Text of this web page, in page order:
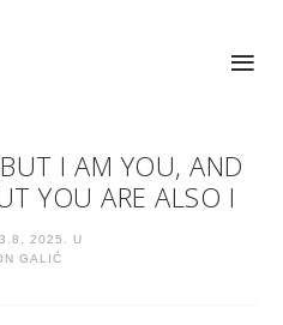
I AM YOU, AND
YOU ARE ALSO I
2025. U
GALIĆ